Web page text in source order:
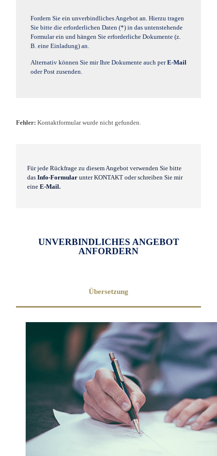
Fordern Sie ein unverbindliches Angebot an. Hierzu tragen
Sie bitte die erforderlichen Daten (*) in das untenstehende
Formular ein und hängen Sie erforderliche Dokumente (z.
B. eine Einladung) an.
Alternativ können Sie mir Ihre Dokumente auch perE-Mail
oder Post zusenden.
Fehler: Kontaktformular wurde nicht gefunden.
Für jede Rückfrage zu diesem Angebot verwenden Sie bitte
das Info-Formular unter KONTAKT oder schreiben Sie mir
eine E-Mail.
UNVERBINDLICHES ANGEBOT
ANFORDERN
Übersetzung